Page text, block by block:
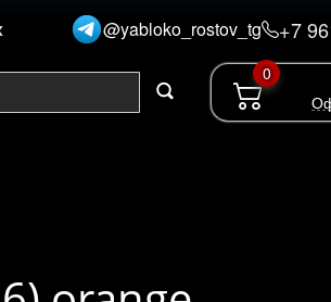
@yabloko_rostov_tg +7
0